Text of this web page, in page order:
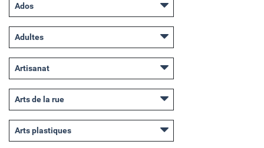
Ados
Adultes
Artisanat
Arts de la rue
Arts plastiques